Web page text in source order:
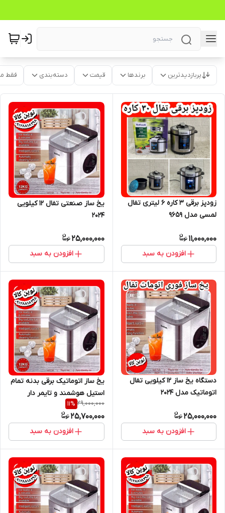
پربازدیدترین برندها قیمت دسته‌بندی فقط
زودپز برقی ۳ کاره ۶ لیتری تفال
لمسی مدل ۹۶۵۹
11,000,000
افزودن به سبد
یخ ساز صنعتی تفال ۱۲ کیلویی
۲۰۲۴
25,000,000
افزودن به سبد
دستگاه یخ ساز ۱۲ کیلویی تفال
اتوماتیک مدل ۲۰۲۴
25,000,000
افزودن به سبد
یخ ساز اتوماتیک برقی بدنه تمام
استیل هوشمند و تایمر دار
29,000,000
11%
25,700,000
افزودن به سبد